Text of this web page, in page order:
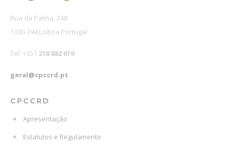
Rua da Palma, 248
1100-394 Lisboa Portugal
Tel: +351 218 882 619
geral@cpccrd.pt
CPCCRD
Apresentação
Estatutos e Regulamento